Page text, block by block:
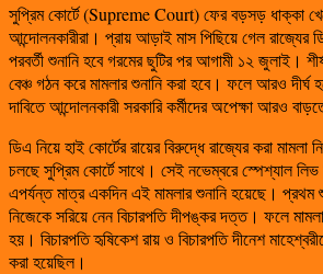
সুপ্রিম কোর্টে (Supreme Court) ফের বড়সড় ধাক্কা
আন্দোলনকারীরা। প্রায় আড়াই মাস পিছিয়ে গেল রাজ্যের
পরবর্তী শুনানি হবে গরমের ছুটির পর আগামী ১২ জুলাই।
বেঞ্চ গঠন করে মামলার শুনানি করা হবে। ফলে আরও দীর্ঘ
দাবিতে আন্দোলনকারী সরকারি কর্মীদের অপেক্ষা আরও
ডিএ নিয়ে হাই কোর্টের রায়ের বিরুদ্ধে রাজ্যের করা মামলা
চলছে সুপ্রিম কোর্টে সাথে। সেই নভেম্বরে স্পেশ্যাল
এপর্যন্ত মাত্র একদিন এই মামলার শুনানি হয়েছে। প্রথম
নিজেকে সরিয়ে নেন বিচারপতি দীপঙ্কর দত্ত। ফলে
হয়। বিচারপতি হৃষিকেশ রায় ও বিচারপতি দীনেশ
করা হয়েছিল।